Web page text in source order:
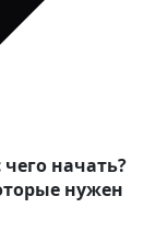
чего начать?
нужен